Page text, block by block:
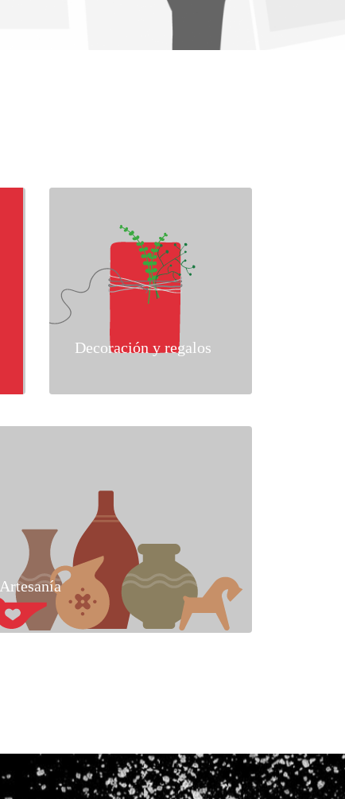
Decoración y regalos
Artesanía